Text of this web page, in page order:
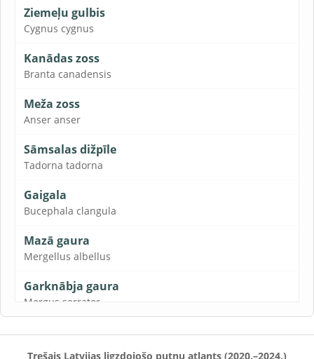
Ziemeļu gulbis
Cygnus cygnus
Kanādas zoss
Branta canadensis
Meža zoss
Anser anser
Sāmsalas dižpīle
Tadorna tadorna
Gaigala
Bucephala clangula
Mazā gaura
Mergellus albellus
Garknābja gaura
Mergus serrator
Lielā gaura
Trešais Latvijas ligzdojošo putnu atlants (2020.–2024.)